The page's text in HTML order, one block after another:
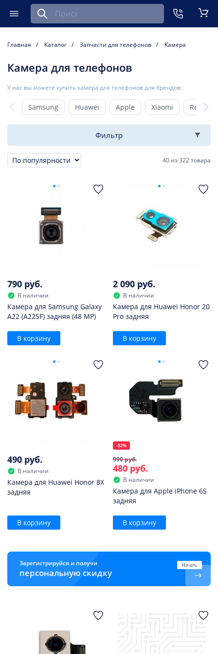
Меню
Найти запчасть для мобильного устройства
Главная Каталог Запчасти для телефонов Камера
Камера для телефонов
У нас вы можете купить камера для телефонов для брендов:
Samsung Huawei Apple Xiaomi Realme
Фильтр
Сортировка 40 из322 товара
790 руб.
В наличии
Камера для Samsung Galaxy
A22 (A225F) задняя (48 MP)
В корзину
2 090 руб.
В наличии
Камера для Huawei Honor 20
Pro задняя
В корзину
490 руб.
В наличии
Камера для Huawei Honor 8X
задняя
В корзину
-52%
990 руб.
480 руб.
В наличии
Камера для Apple iPhone 6S
задняя
В корзину
Зарегистрируйся и получи
персональную скидку
Начать